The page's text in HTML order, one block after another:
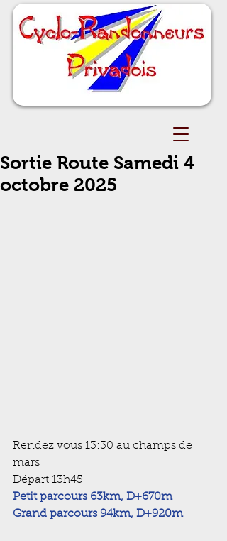
Sortie Route Samedi 4
octobre 2025
Rendez vous 13:30 au champs de
mars
Départ 13h45
Petit parcours 63km, D+670m
Grand parcours 94km, D+920m